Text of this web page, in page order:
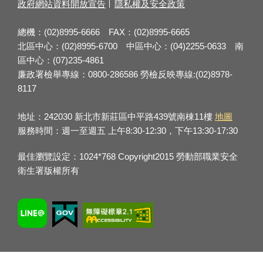
政府網站資料開放宣告 隱私權及安全政策
總機：(02)8995-6666 FAX：(02)8995-6665
北區中心：(02)8995-6700 中區中心：(04)2255-0633 南
區中心：(07)235-4861
廉政署檢舉專線：0800-286586 勞檢反映專線:(02)8978-
8117
地址：242030 新北市新莊區中平路439號南棟11樓 地圖
服務時間：週一至週五 上午8:30-12:30，下午13:30-17:30
最佳瀏覽設定：1024*768 Copyright2015 勞動部職業安全
衛生署版權所有